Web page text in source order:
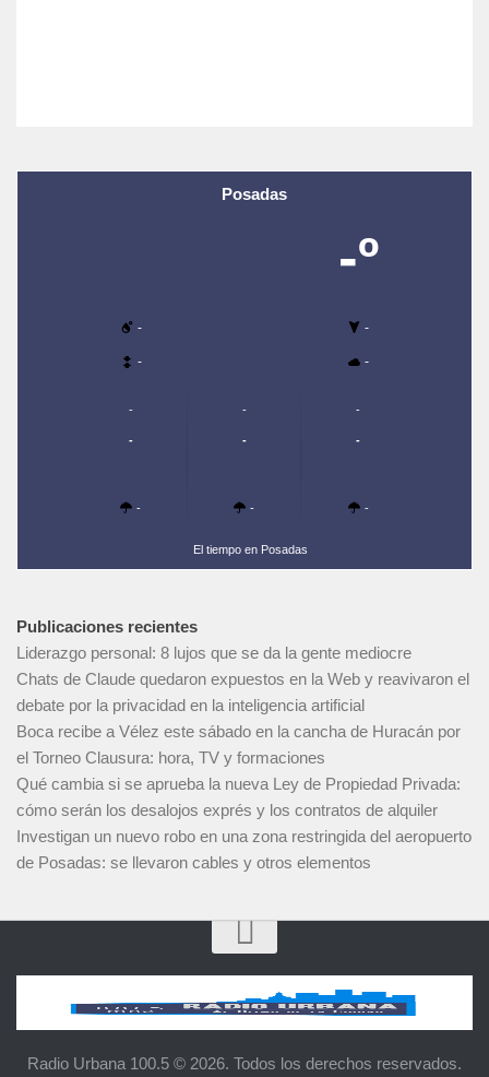
Posadas
-º
- -
- -
-
-
-
-
-
-
-
-
-
El tiempo en Posadas
Publicaciones recientes
Liderazgo personal: 8 lujos que se da la gente mediocre
Chats de Claude quedaron expuestos en la Web y reavivaron el
debate por la privacidad en la inteligencia artificial
Boca recibe a Vélez este sábado en la cancha de Huracán por
el Torneo Clausura: hora, TV y formaciones
Qué cambia si se aprueba la nueva Ley de Propiedad Privada:
cómo serán los desalojos exprés y los contratos de alquiler
Investigan un nuevo robo en una zona restringida del aeropuerto
de Posadas: se llevaron cables y otros elementos
Radio Urbana 100.5 © 2026. Todos los derechos reservados.